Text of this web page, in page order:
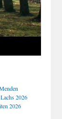
2026
2026